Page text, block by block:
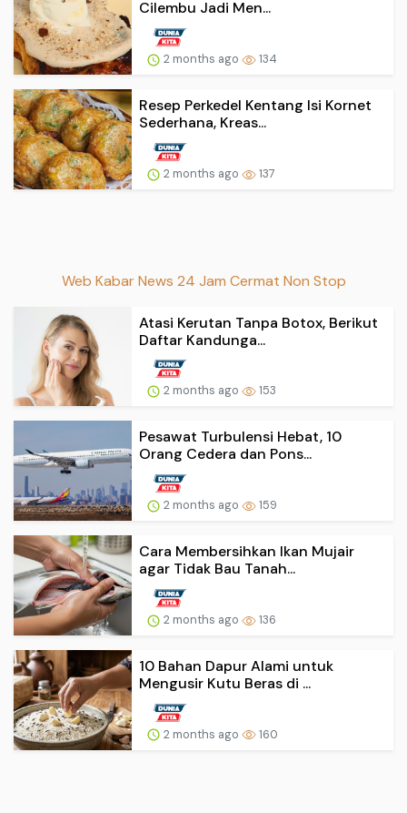
Cilembu Jadi Men...
2 months ago 134
Resep Perkedel Kentang Isi Kornet
Sederhana, Kreas...
2 months ago 137
Web Kabar News 24 Jam Cermat Non Stop
Atasi Kerutan Tanpa Botox, Berikut
Daftar Kandunga...
2 months ago 153
Pesawat Turbulensi Hebat, 10
Orang Cedera dan Pons...
2 months ago 159
Cara Membersihkan Ikan Mujair
agar Tidak Bau Tanah...
2 months ago 136
10 Bahan Dapur Alami untuk
Mengusir Kutu Beras di ...
2 months ago 160